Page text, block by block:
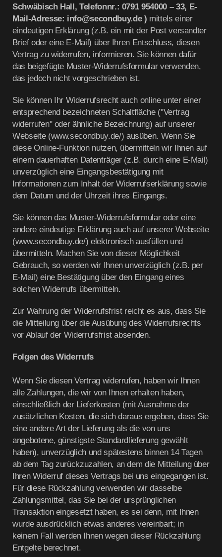
Schwäbisch Hall, Telefonnr.: 0791 954000 – 33, E-
Mail-Adresse: info@secondbuy.de) mittels einer
eindeutigen Erklärung (z.B. ein mit der Post versandter
Brief oder eine E-Mail) über Ihren Entschluss, diesen
Vertrag zu widerrufen, informieren. Sie können dafür
das beigefügte Muster-Widerrufsformular verwenden,
das jedoch nicht vorgeschrieben ist.
Sie können Ihr Widerrufsrecht auch online unter einer
entsprechend bezeichneten Schaltfläche ("Vertrag
widerrufen" oder ähnliche Bezeichnung) auf unserer
Webseite (www.secondbuy.de/) ausüben. Wenn Sie
diese Online-Funktion nutzen, übermitteln wir Ihnen auf
einem dauerhaften Datenträger (z.B. durch eine E-Mail)
unverzüglich eine Eingangsbestätigung mit
Informationen zum Inhalt der Widerrufserklärung sowie
dem Datum und der Uhrzeit ihres Eingangs.
Sie können das Muster-Widerrufsformular oder eine
andere eindeutige Erklärung auch auf unserer Webseite
(www.secondbuy.de/) elektronisch ausfüllen und
übermitteln. Machen Sie von dieser Möglichkeit
Gebrauch, so werden wir Ihnen unverzüglich (z.B. per
E-Mail) eine Bestätigung über den Eingang eines
solchen Widerrufs übermitteln.
Zur Wahrung der Widerrufsfrist reicht es aus, dass Sie
die Mitteilung über die Ausübung des Widerrufsrechts
vor Ablauf der Widerrufsfrist absenden.
Folgen des Widerrufs
Wenn Sie diesen Vertrag widerrufen, haben wir Ihnen
alle Zahlungen, die wir von Ihnen erhalten haben,
einschließlich der Lieferkosten (mit Ausnahme der
zusätzlichen Kosten, die sich daraus ergeben, dass Sie
eine andere Art der Lieferung als die von uns
angebotene, günstigste Standardlieferung gewählt
haben), unverzüglich und spätestens binnen 14Tagen
ab dem Tag zurückzuzahlen, an dem die Mitteilung über
Ihren Widerruf dieses Vertrags bei uns eingegangen ist.
Für diese Rückzahlung verwenden wir dasselbe
Zahlungsmittel, das Sie bei der ursprünglichen
Transaktion eingesetzt haben, es sei denn, mit Ihnen
wurde ausdrücklich etwas anderes vereinbart; in
keinem Fall werden Ihnen wegen dieser Rückzahlung
Entgelte berechnet.